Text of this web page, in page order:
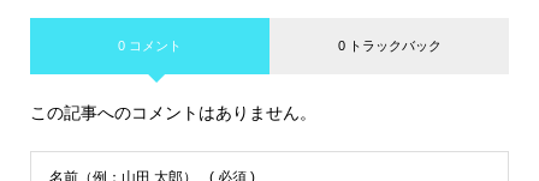
0 コメント 0 トラックバック
この記事へのコメントはありません。
名前（例：山田 太郎） ( 必須 )